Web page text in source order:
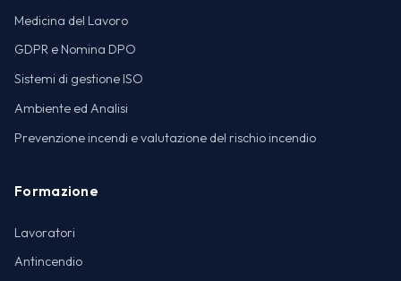
Medicina del Lavoro
GDPR e Nomina DPO
Sistemi di gestione ISO
Ambiente ed Analisi
Prevenzione incendi e valutazione del rischio incendio
Formazione
Lavoratori
Antincendio